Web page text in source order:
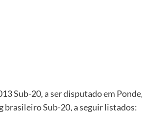
Sub-20, a ser disputado em
brasileiro Sub-20, a seguir listados: